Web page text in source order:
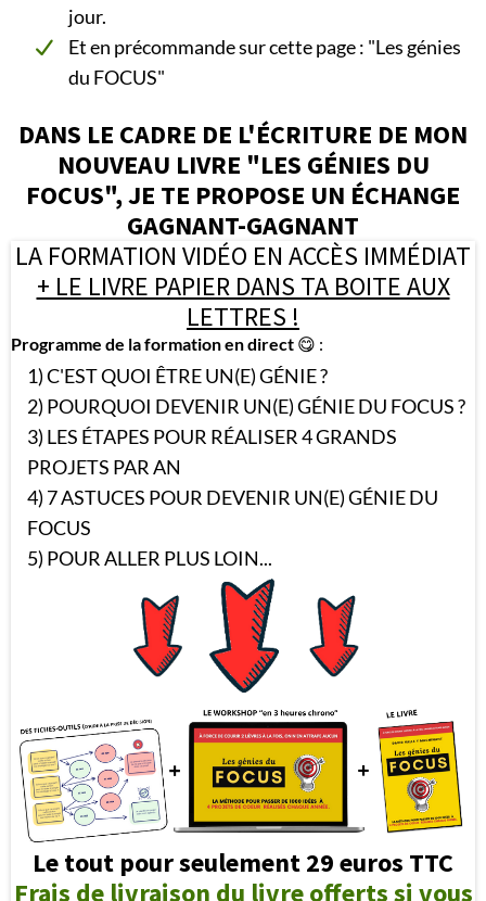
jour.
Et en précommande sur cette page : "Les génies
du FOCUS"
DANS LE CADRE DE L'ÉCRITURE DE MON
NOUVEAU LIVRE "LES GÉNIES DU
FOCUS", JE TE PROPOSE UN ÉCHANGE
GAGNANT-GAGNANT
LA FORMATION VIDÉO EN ACCÈS IMMÉDIAT
+ LE LIVRE PAPIER DANS TA BOITE AUX
LETTRES !
Programme de la formation en direct 😋 :
1) C'EST QUOI ÊTRE UN(E) GÉNIE ?
2) POURQUOI DEVENIR UN(E) GÉNIE DU FOCUS ?
3) LES ÉTAPES POUR RÉALISER 4 GRANDS
PROJETS PAR AN
4) 7 ASTUCES POUR DEVENIR UN(E) GÉNIE DU
FOCUS
5) POUR ALLER PLUS LOIN...
Le tout pour seulement 29 euros TTC
Frais de livraison du livre offerts si vous